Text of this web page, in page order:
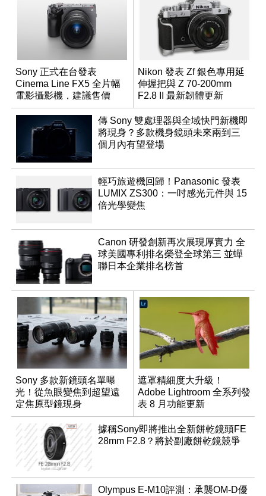
Sony 正式在台發表
Cinema Line FX5 全片幅
電影攝影機，建議售價
NT$144,980
Nikon 發表 Zf 銀色專用延
伸握把與 Z 70-200mm
F2.8 II 最新韌體更新
傳 Sony 雙處理器與全域快門新機即
將現身？多款機身鏡頭未來兩到三
個月內有望登場
輕巧旅遊機回歸！Panasonic 發表
LUMIX ZS300：一吋感光元件與 15
倍光學變焦
Canon 研發創新再次展現厚實力 全
球美國專利排名榮登全球第三 並蟬
聯日本企業排名榜首
Sony 多款新鏡頭名單曝
光！從魚眼變焦到超望遠
定焦原型鏡現身
遮罩精細度大升級！
Adobe Lightroom 全系列發
表 8 月功能更新
據稱Sony即將推出全新餅乾鏡頭FE
28mm F2.8？將於副廠餅乾鏡競爭
Olympus E-M10評測：承襲OM-D優